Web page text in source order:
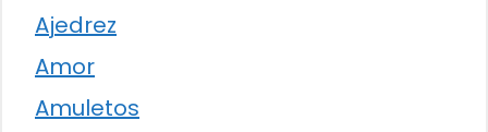
Ajedrez
Amor
Amuletos